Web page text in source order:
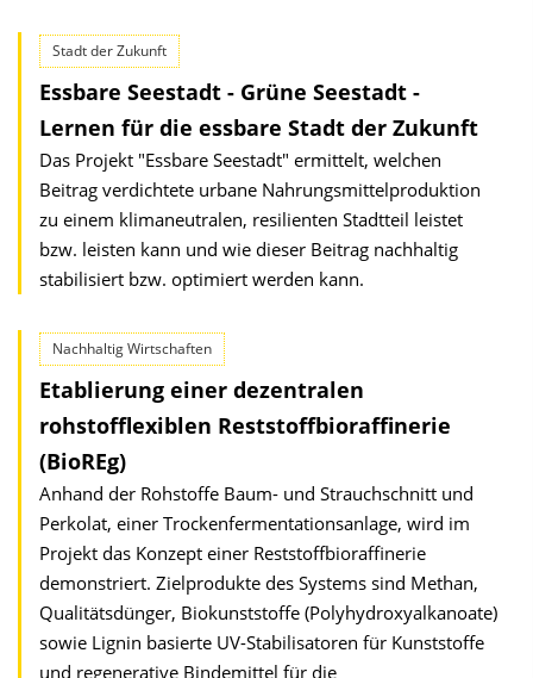
Stadt der Zukunft
Essbare Seestadt - Grüne Seestadt -
Lernen für die essbare Stadt der Zukunft
Das Projekt "Essbare Seestadt" ermittelt, welchen
Beitrag verdichtete urbane Nahrungsmittelproduktion
zu einem klimaneutralen, resilienten Stadtteil leistet
bzw. leisten kann und wie dieser Beitrag nachhaltig
stabilisiert bzw. optimiert werden kann.
Nachhaltig Wirtschaften
Etablierung einer dezentralen
rohstofflexiblen Reststoffbioraffinerie
(BioREg)
Anhand der Rohstoffe Baum- und Strauchschnitt und
Perkolat, einer Trockenfermentationsanlage, wird im
Projekt das Konzept einer Reststoffbioraffinerie
demonstriert. Zielprodukte des Systems sind Methan,
Qualitätsdünger, Biokunststoffe (Polyhydroxyalkanoate)
sowie Lignin basierte UV-Stabilisatoren für Kunststoffe
und regenerative Bindemittel für die